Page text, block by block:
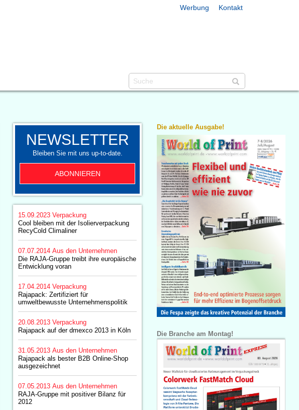
Werbung Kontakt
NEWSLETTER
Bleiben Sie mit uns up-to-date.
ABONNIEREN
15.09.2023 Verpackung
Cool bleiben mit der Isolierverpackung
RecyCold Climaliner
07.07.2014 Aus den Unternehmen
Die RAJA-Gruppe treibt ihre europäische
Entwicklung voran
17.04.2014 Verpackung
Rajapack: Zertifiziert für
umweltbewusste Unternehmenspolitik
20.08.2013 Verpackung
Rajapack auf der dmexco 2013 in Köln
31.05.2013 Aus den Unternehmen
Rajapack als bester B2B Online-Shop
ausgezeichnet
07.05.2013 Aus den Unternehmen
RAJA-Gruppe mit positiver Bilanz für
2012
Die aktuelle Ausgabe!
Die Branche am Montag!